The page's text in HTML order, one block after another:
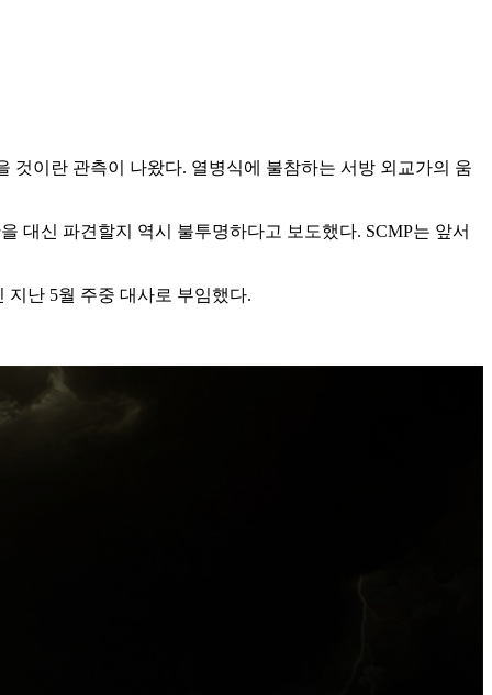
것이란 관측이 나왔다. 열병식에 불참하는 서방 외교가의 움
대신 파견할지 역시 불투명하다고 보도했다. SCMP는 앞서
지난 5월 주중 대사로 부임했다.